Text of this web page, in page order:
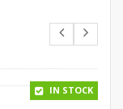
IN STOCK